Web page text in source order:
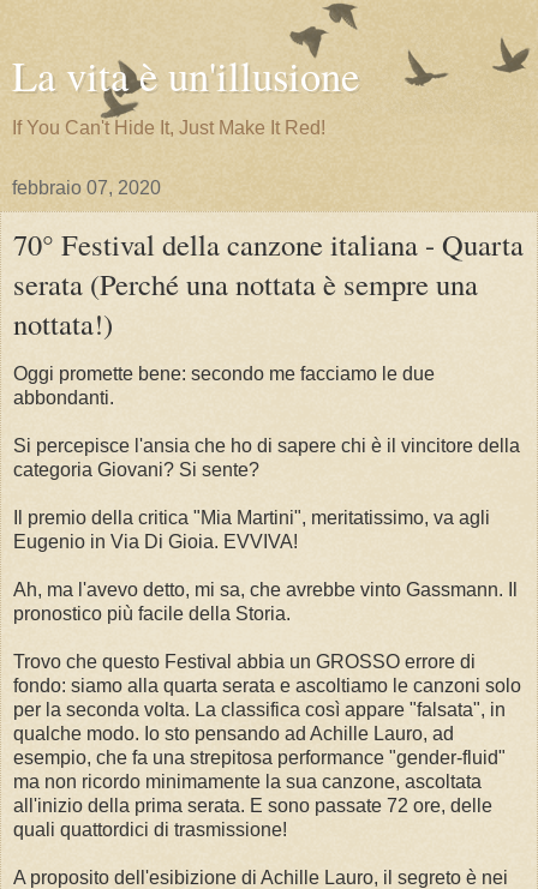
La vita è un'illusione
If You Can't Hide It, Just Make It Red!
febbraio 07, 2020
70° Festival della canzone italiana - Quarta
serata (Perché una nottata è sempre una
nottata!)
Oggi promette bene: secondo me facciamo le due
abbondanti.
Si percepisce l'ansia che ho di sapere chi è il vincitore della
categoria Giovani? Si sente?
Il premio della critica "Mia Martini", meritatissimo, va agli
Eugenio in Via Di Gioia. EVVIVA!
Ah, ma l'avevo detto, mi sa, che avrebbe vinto Gassmann. Il
pronostico più facile della Storia.
Trovo che questo Festival abbia un GROSSO errore di
fondo: siamo alla quarta serata e ascoltiamo le canzoni solo
per la seconda volta. La classifica così appare "falsata", in
qualche modo. Io sto pensando ad Achille Lauro, ad
esempio, che fa una strepitosa performance "gender-fluid"
ma non ricordo minimamente la sua canzone, ascoltata
all'inizio della prima serata. E sono passate 72 ore, delle
quali quattordici di trasmissione!
A proposito dell'esibizione di Achille Lauro, il segreto è nei